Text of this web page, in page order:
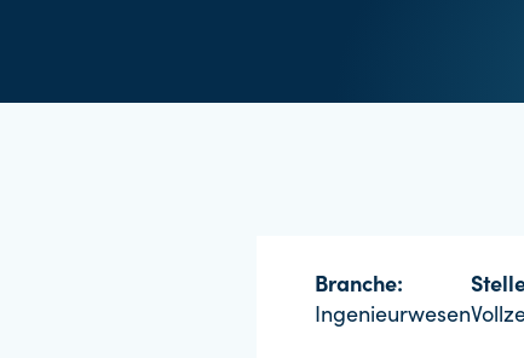
Branche:
Ingenieurwesen